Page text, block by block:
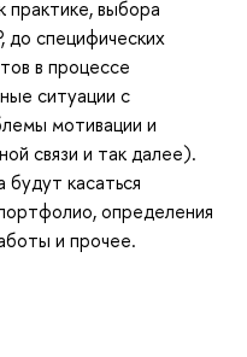
практике, выбора
до специфических
в процессе
ситуации с
мотивации и
связи и так далее).
касаться
определения
и прочее.